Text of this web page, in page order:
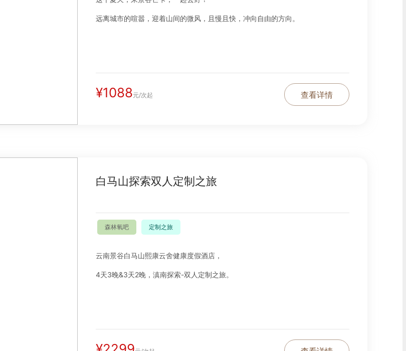
远离城市的喧嚣，迎着山间的微风，且慢且快，冲向自由的方向。
¥1088元/次起 查看详情
白马山探索双人定制之旅
森林氧吧 定制之旅
云南景谷白马山熙康云舍健康度假酒店，
4天3晚&3天2晚， 滇南探索-双人定制之旅。